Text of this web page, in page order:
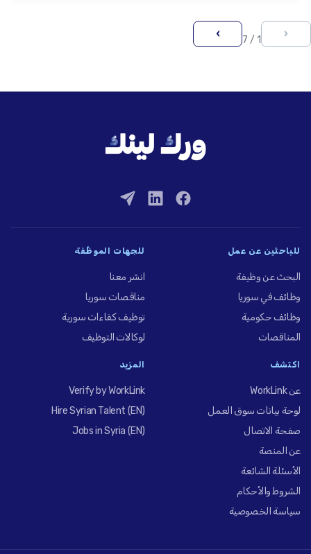
‹
1 / 7
›
للباحثين عن عمل
البحث عن وظيفة
وظائف في سوريا
وظائف حكومية
المناقصات
للجهات الموظِّفة
انشر معنا
مناقصات سوريا
توظيف كفاءات سورية
لوكالات التوظيف
اكتشف
عن WorkLink
لوحة بيانات سوق العمل
صفحة الاتصال
عن المنصة
الأسئلة الشائعة
الشروط والأحكام
سياسة الخصوصية
المزيد
Verify by WorkLink
Hire Syrian Talent (EN)
Jobs in Syria (EN)